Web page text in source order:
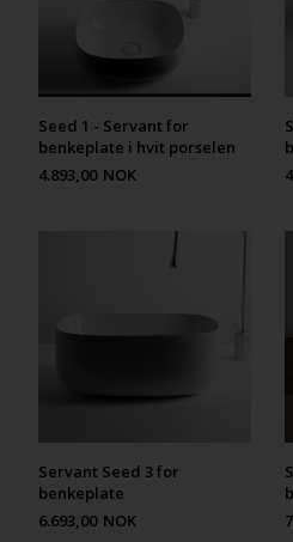
Seed 1 - Servant for
benkeplate i hvit porselen
4.893,00 NOK
Servant Seed 3 for
benkeplate
6.693,00 NOK